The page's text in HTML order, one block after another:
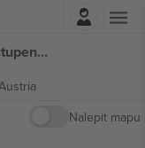
Austrian Moto GP Saturday Ticket vstupenek
Nalepit mapu